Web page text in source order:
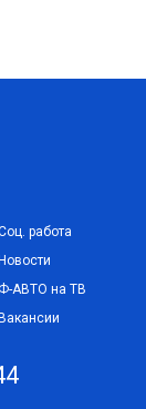
работа
АВТО на ТВ